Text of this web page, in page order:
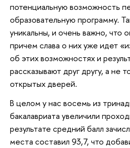
потенциальную возможность
образовательную программу.
уникальны, и очень важно, что
причем слава о них уже идет
об этих возможностях и
рассказывают друг другу, а не
открытых дверей.
В целом у нас восемь из
бакалавриата увеличили
результате средний балл
места составил 93,7, что